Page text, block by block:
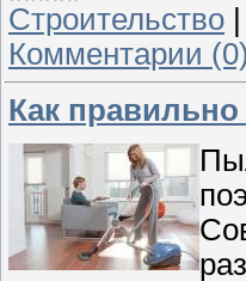
Строительство |
Комментарии (0)
Как